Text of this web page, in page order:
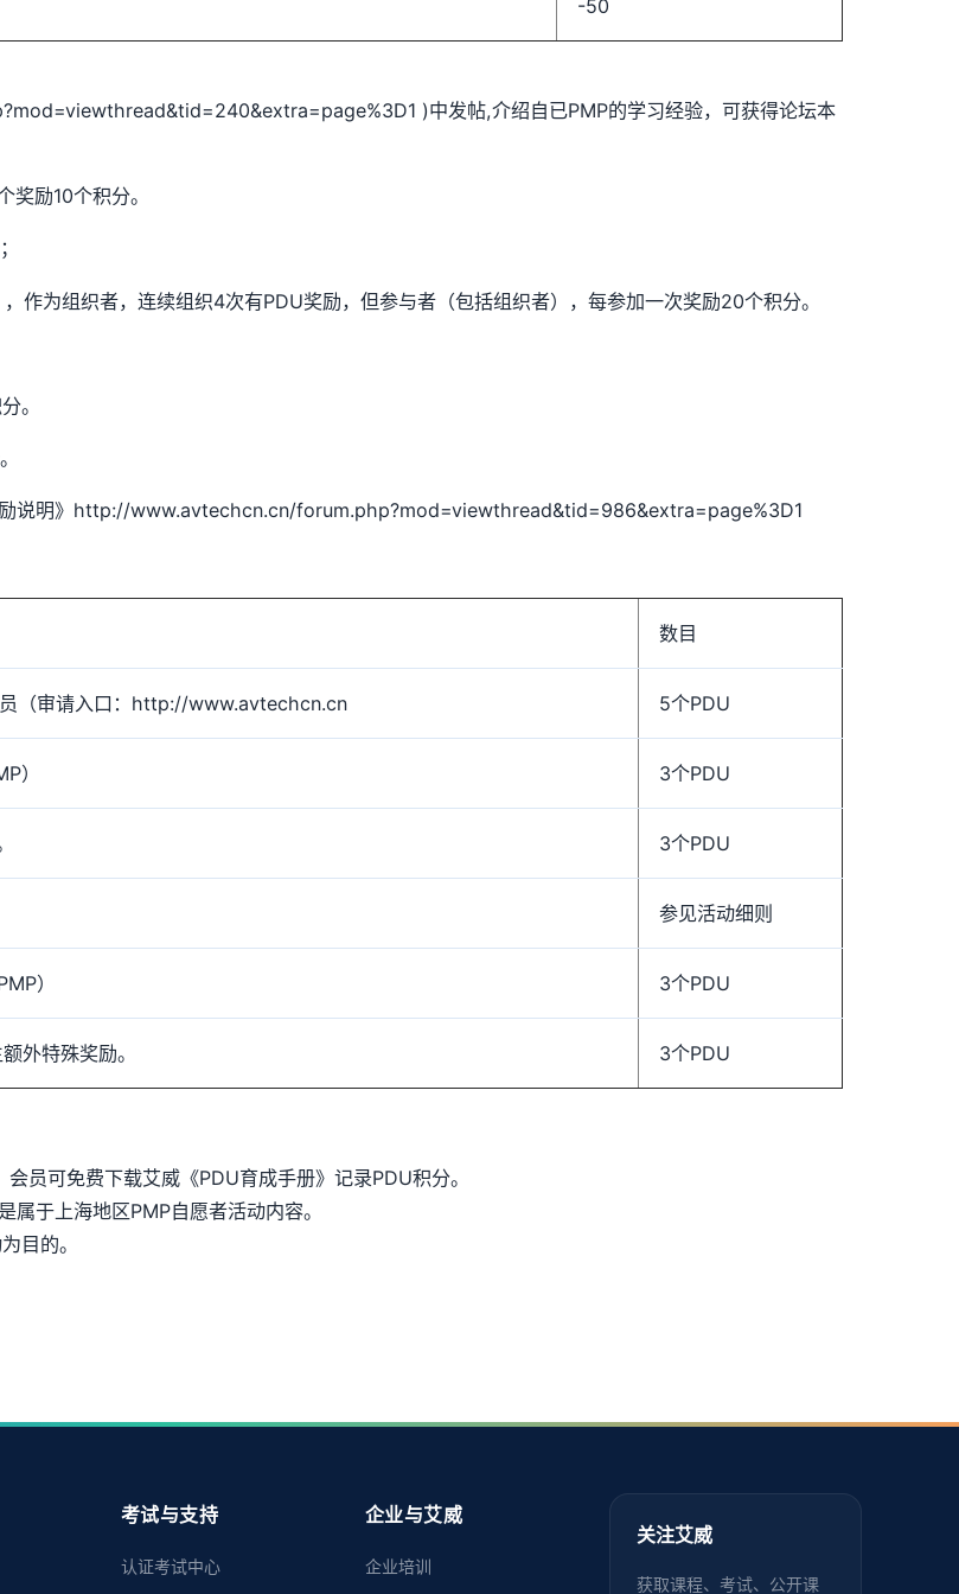
-50
)中发帖,介绍自已PMP的学习经验，可获得论坛本
励10个积分。
作为组织者，连续组织4次有PDU奖励，但参与者（包括组织者），每参加一次奖励20个积分。
。
励说明》http://www.avtechcn.cn/forum.php?mod=viewthread&tid=986&extra=page%3D1
数目
员（审请入口：http://www.avtechcn.cn 5个PDU
） 3个PDU
3个PDU
参见活动细则
） 3个PDU
外特殊奖励。 3个PDU
员可免费下载艾威《PDU育成手册》记录PDU积分。
于上海地区PMP自愿者活动内容。
目的。
考试与支持
认证考试中心
企业与艾威
企业培训
关注艾威
获取课程、考试、公开课